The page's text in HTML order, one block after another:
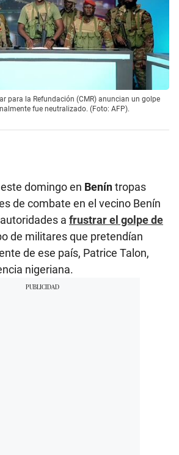
para la Refundación (CMR) anuncian un golpe
fue neutralizado. (Foto: AFP).
domingo en Beníntropas
de combate en el vecino Benín
a frustrar el golpe de
de militares que pretendían
de ese país, Patrice Talon,
nigeriana.